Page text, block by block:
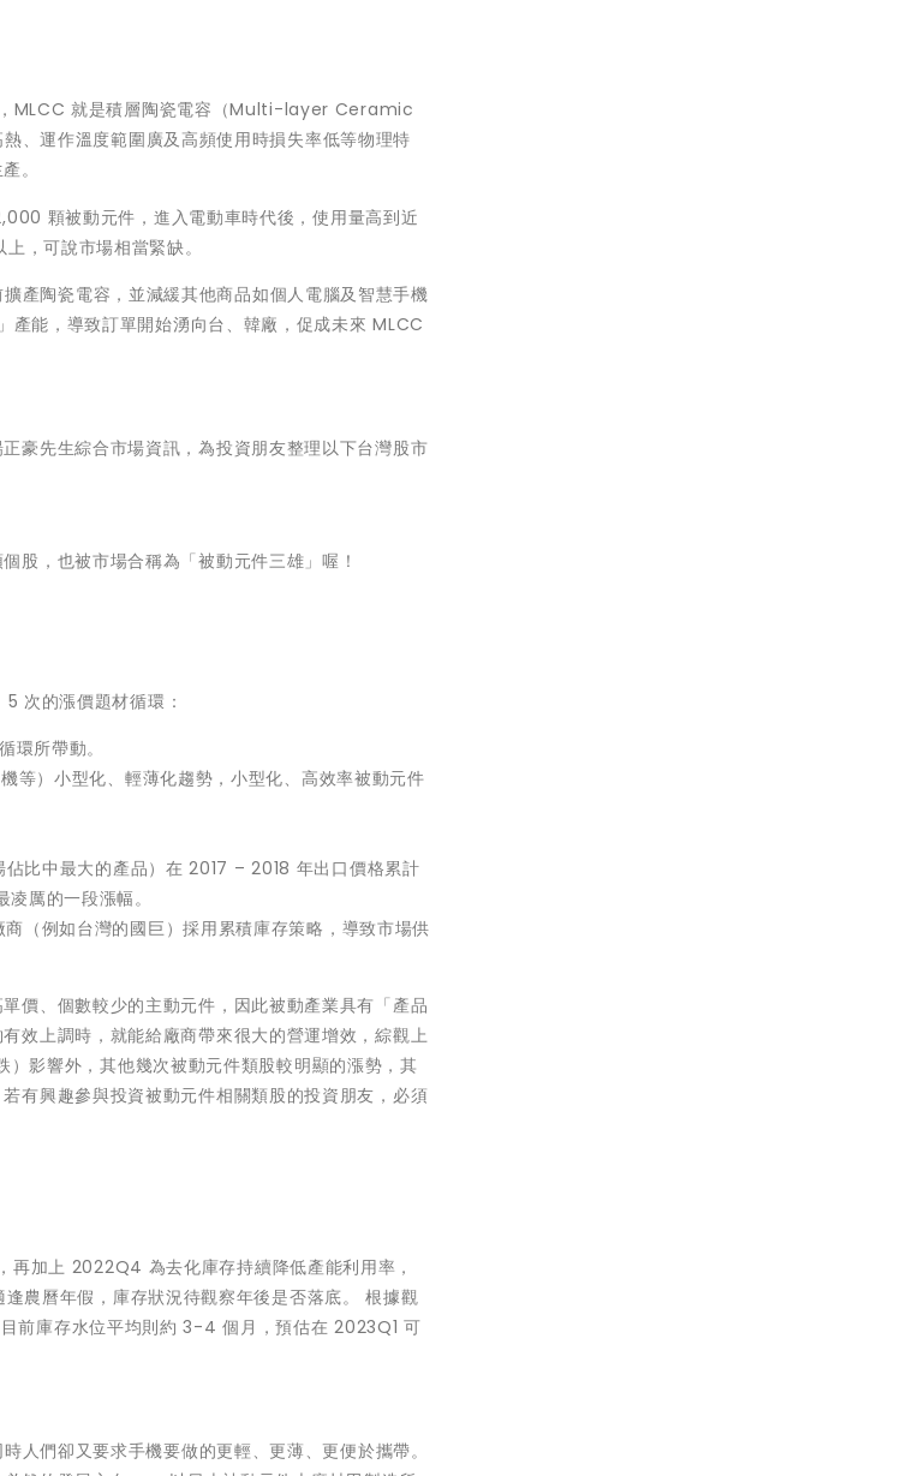
，MLCC 就是積層陶瓷電容（Multi-layer Ceramic
、運作溫度範圍廣及高頻使用時損失率低等物理特
。
顆被動元件，進入電動車時代後，使用量高到近
，可說市場相當緊缺。
產陶瓷電容，並減緩其他商品如個人電腦及智慧手機
能，導致訂單開始湧向台、韓廠，促成未來 MLCC
豪先生綜合市場資訊，為投資朋友整理以下台灣股市
股，也被市場合稱為「被動元件三雄」喔！
次的漲價題材循環：
所帶動。
）小型化、輕薄化趨勢，小型化、高效率被動元件
比中最大的產品）在 2017 – 2018 年出口價格累計
厲的一段漲幅。
（例如台灣的國巨）採用累積庫存策略，導致市場供
價、個數較少的主動元件，因此被動產業具有「產品
效上調時，就能給廠商帶來很大的營運增效，綜觀上
影響外，其他幾次被動元件類股較明顯的漲勢，其
有興趣參與投資被動元件相關類股的投資朋友，必須
加上 2022Q4 為去化庫存持續降低產能利用率，
農曆年假，庫存狀況待觀察年後是否落底。 根據觀
前庫存水位平均則約 3-4 個月，預估在 2023Q1 可
人們卻又要求手機要做的更輕、更薄、更便於攜帶。